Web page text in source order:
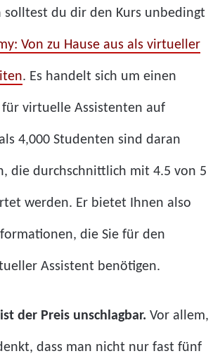
solltest du dir den Kurs unbedingt
Von zu Hause aus als virtueller
. Es handelt sich um einen
für virtuelle Assistenten auf
4,000 Studenten sind daran
die durchschnittlich mit 4.5 von 5
werden. Er bietet Ihnen also
die Sie für den
Assistent benötigen.
der Preis unschlagbar. Vor allem,
dass man nicht nur fast fünf